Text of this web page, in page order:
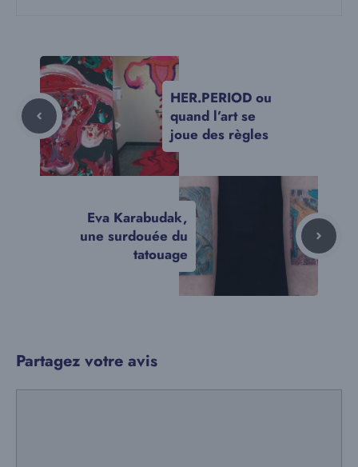
HER.PERIOD ou
quand l’art se
joue des règles
Eva Karabudak,
une surdouée du
tatouage
Partagez votre avis